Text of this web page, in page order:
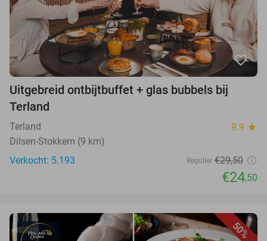
favorite_border
Uitgebreid ontbijtbuffet + glas bubbels bij
Terland
Terland 9.9 star
Dilsen-Stokkem (9 km)
Verkocht: 5.193
Regulier €29,50
€24,50
50%